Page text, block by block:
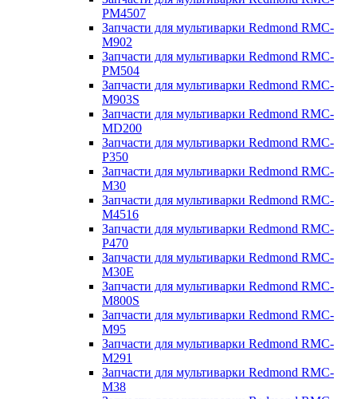
PM4507
Запчасти для мультиварки Redmond RMC-
M902
Запчасти для мультиварки Redmond RMC-
PM504
Запчасти для мультиварки Redmond RMC-
M903S
Запчасти для мультиварки Redmond RMC-
MD200
Запчасти для мультиварки Redmond RMC-
P350
Запчасти для мультиварки Redmond RMC-
M30
Запчасти для мультиварки Redmond RMC-
M4516
Запчасти для мультиварки Redmond RMC-
P470
Запчасти для мультиварки Redmond RMC-
M30E
Запчасти для мультиварки Redmond RMC-
M800S
Запчасти для мультиварки Redmond RMC-
M95
Запчасти для мультиварки Redmond RMC-
M291
Запчасти для мультиварки Redmond RMC-
M38